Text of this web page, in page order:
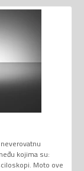
kojima su:
Moto ove